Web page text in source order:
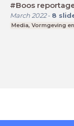
#Boos
March 2022- 8
Media, Vormgeving